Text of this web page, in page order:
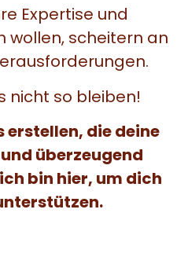
Expertise und
wollen, scheitern an
nicht so bleiben!
erstellen, die deine
überzeugend
bin hier, um dich